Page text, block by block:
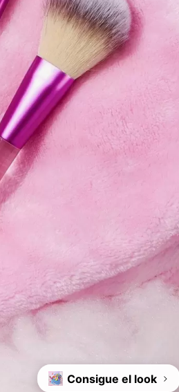
Consigue el look